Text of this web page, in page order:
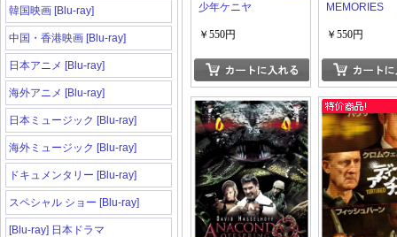
韓国映画 [Blu-ray]
中国・香港映画 [Blu-ray]
日本アニメ [Blu-ray]
海外アニメ [Blu-ray]
日本ミュージック [Blu-ray]
海外ミュージック [Blu-ray]
ドキュメンタリー [Blu-ray]
スペシャル ショー [Blu-ray]
[Blu-ray] 日本ドラマ
少年ケニヤ
￥550円
MEMORIES
￥550円